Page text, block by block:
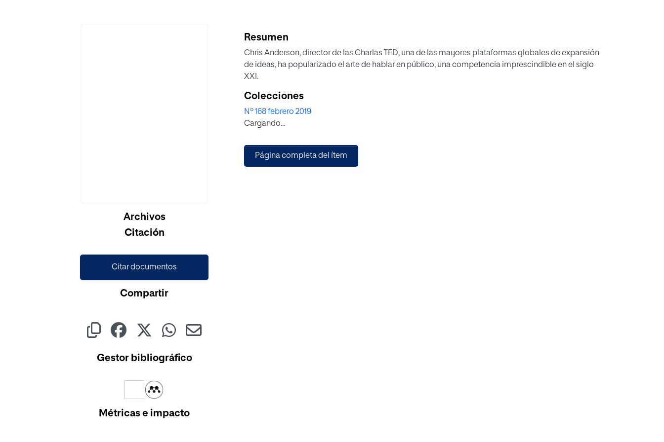
Cargando...Archivos
Citación
Citar documentos
Compartir
Gestor bibliográfico
Métricas e impacto
Resumen
Chris Anderson, director de las Charlas TED, una de las mayores plataformas globales de expansión
de ideas, ha popularizado el arte de hablar en público, una competencia imprescindible en el siglo
XXI.
Colecciones
Nº 168 febrero 2019
Cargando...
Página completa del ítem